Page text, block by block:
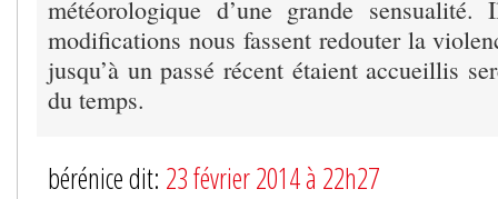
météorologique d’une grande
modifications nous fassent redouter la
jusqu’à un passé récent étaient accueillis
du temps.
bérénice dit: 23 février 2014 à 22h27